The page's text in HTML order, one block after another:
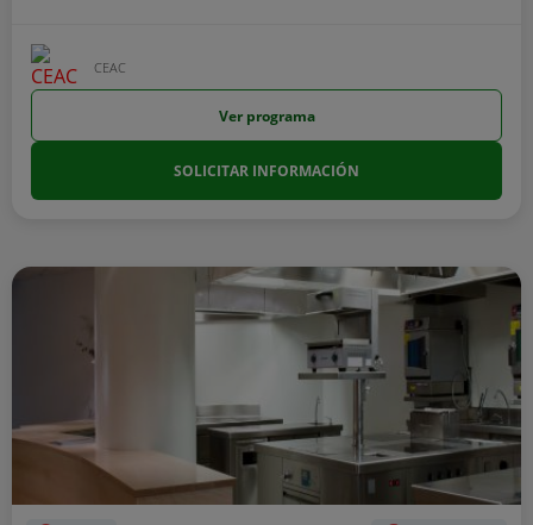
CEAC
Ver programa
SOLICITAR INFORMACIÓN